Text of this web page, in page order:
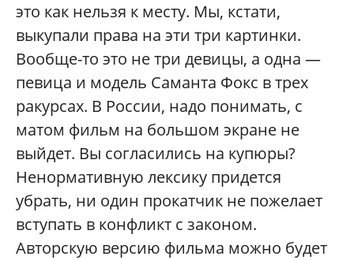
это как нельзя к месту. Мы, кстати,
выкупали права на эти три картинки.
Вообще-то это не три девицы, а одна —
певица и модель Саманта Фокс в трех
ракурсах. В России, надо понимать, с
матом фильм на большом экране не
выйдет. Вы согласились на купюры?
Ненормативную лексику придется
убрать, ни один прокатчик не пожелает
вступать в конфликт с законом.
Авторскую версию фильма можно будет